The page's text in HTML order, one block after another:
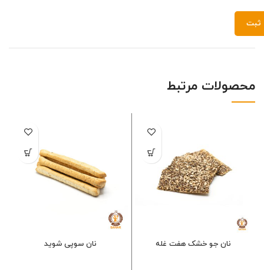
محصولات مرتبط
نان جو خشک هفت غله نان سوپی شوید